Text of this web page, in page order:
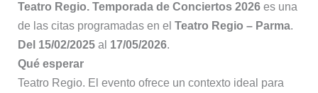
Teatro Regio. Temporada de Conciertos 2026es una
de las citas programadas en el Teatro Regio – Parma.
Del 15/02/2025al 17/05/2026.
Qué esperar
Teatro Regio. El evento ofrece un contexto ideal para